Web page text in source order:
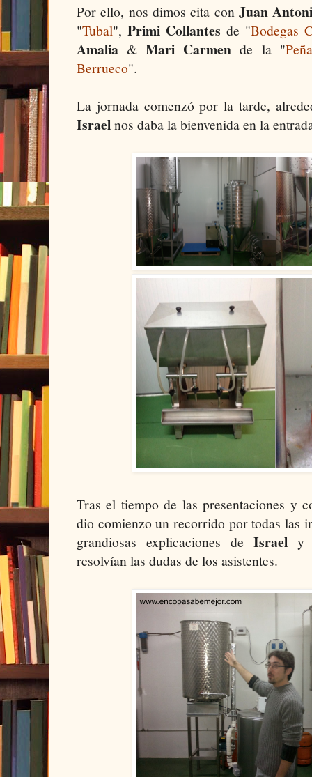
Por ello, nos dimos cita con Juan
"Tubal", Primi Collantes de "Bodegas
Amalia&Mari Carmen de la "
Berrueco".
La jornada comenzó por la tarde,
Israelnos daba la bienvenida en la
Tras el tiempo de las presentaciones y
dio comienzo un recorrido por todas las
grandiosas explicaciones de Israel
resolvían las dudas de los asistentes.